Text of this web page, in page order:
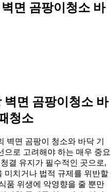
면 곰팡이청소 바
벽면 곰팡이청소 바
청소
벽면 곰팡이 청소와 바닥 기
으로 고려해야 하는 매우 중요
결 유지가 필수적인 곳으로,
미치거나 법적 규제를 위반할
품 위생에 악영향을 줄 뿐만